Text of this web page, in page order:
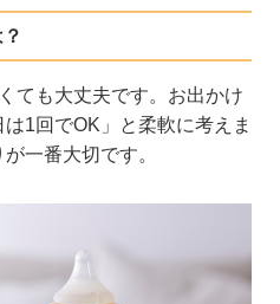
ても大丈夫です。お出かけ
1回でOK」と柔軟に考えま
一番大切です。